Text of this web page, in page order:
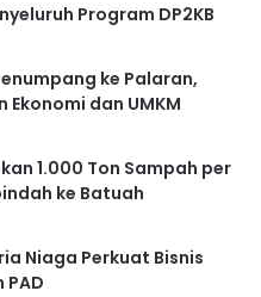
Program DP2KB
ke Palaran,
dan UMKM
1.000 Ton Sampah per
ke Batuah
Niaga Perkuat Bisnis